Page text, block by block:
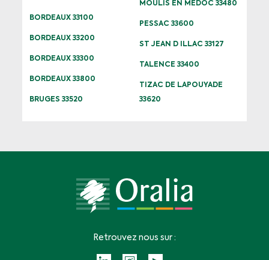
BORDEAUX 33100
BORDEAUX 33200
BORDEAUX 33300
BORDEAUX 33800
BRUGES 33520
MOULIS EN MEDOC 33480
PESSAC 33600
ST JEAN D ILLAC 33127
TALENCE 33400
TIZAC DE LAPOUYADE
33620
Retrouvez nous sur :